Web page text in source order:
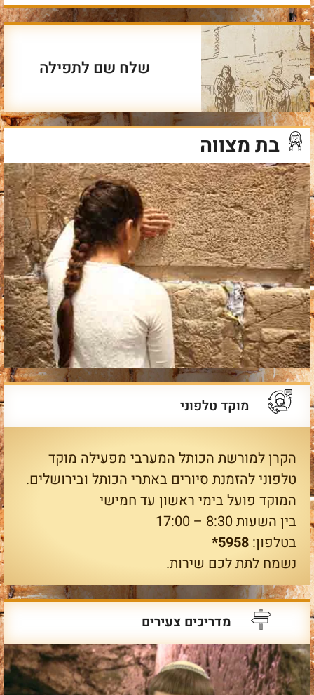
שלח שם לתפילה
בת מצווה
מוקד טלפוני
הקרן למורשת הכותל המערבי מפעילה מוקד
טלפוני להזמנת סיורים באתרי הכותל ובירושלים.
המוקד פועל בימי ראשון עד חמישי
בין השעות 8:30 – 17:00
בטלפון: 5958*
נשמח לתת לכם שירות.
מדריכים צעירים